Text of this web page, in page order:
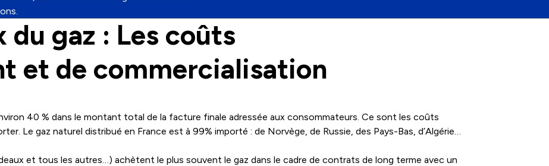
gaz : Les coûts
et de commercialisation
40 % dans le montant total de la facture finale adressée aux consommateurs. Ce sont les coûts
Le gaz naturel distribué en France est à 99% importé : de Norvège, de Russie, des Pays-Bas, d’Algérie…
et tous les autres…) achètent le plus souvent le gaz dans le cadre de contrats de long terme avec un